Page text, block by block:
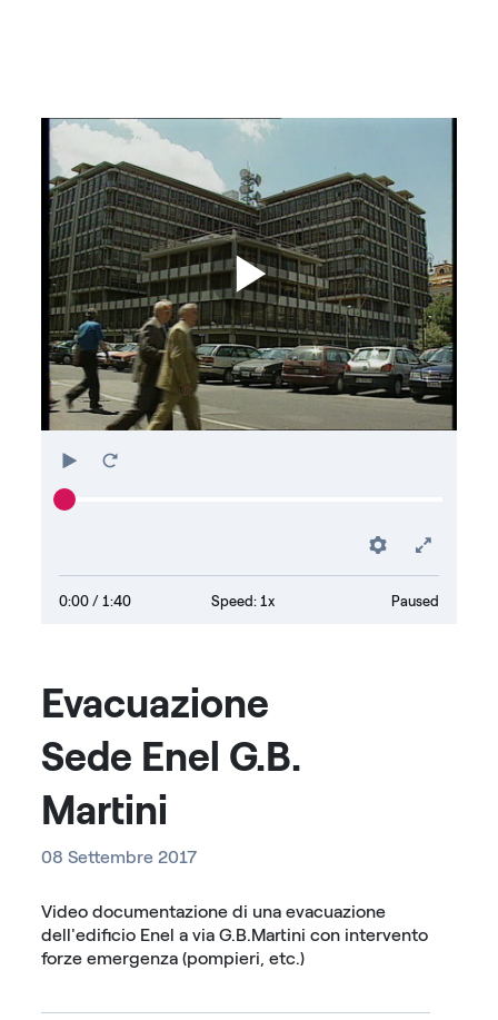
Play
0:00 / 1:40 Speed: 1x Paused
Evacuazione
Sede Enel G.B.
Martini
08 Settembre 2017
Video documentazione di una evacuazione
dell'edificio Enel a via G.B.Martini con intervento
forze emergenza (pompieri, etc.)